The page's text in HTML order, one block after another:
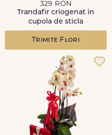
329 RON
Trandafir criogenat in
cupola de sticla
Trimite Flori